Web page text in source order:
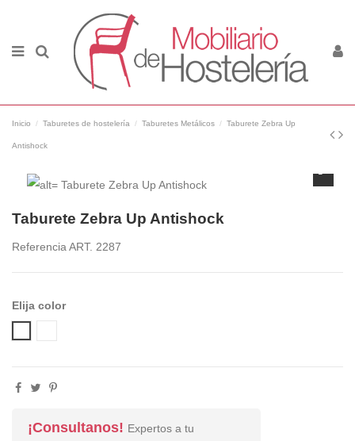
Inicio Taburetes de hostelería Taburetes Metálicos Taburete Zebra Up
Antishock
Taburete Zebra Up Antishock
Referencia ART. 2287
Elija color
¡Consultanos! Expertos a tu